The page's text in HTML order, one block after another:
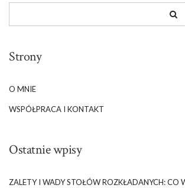
Strony
O MNIE
WSPÓŁPRACA I KONTAKT
Ostatnie wpisy
ZALETY I WADY STOŁÓW ROZKŁADANYCH: CO